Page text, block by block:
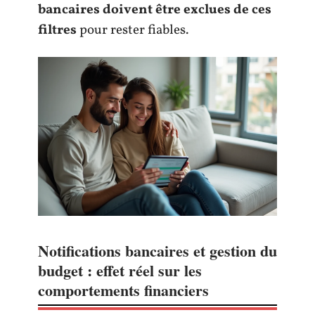
bancaires doivent être exclues de ces
filtrespour rester fiables.
Notifications bancaires et gestion du
budget : effet réel sur les
comportements financiers